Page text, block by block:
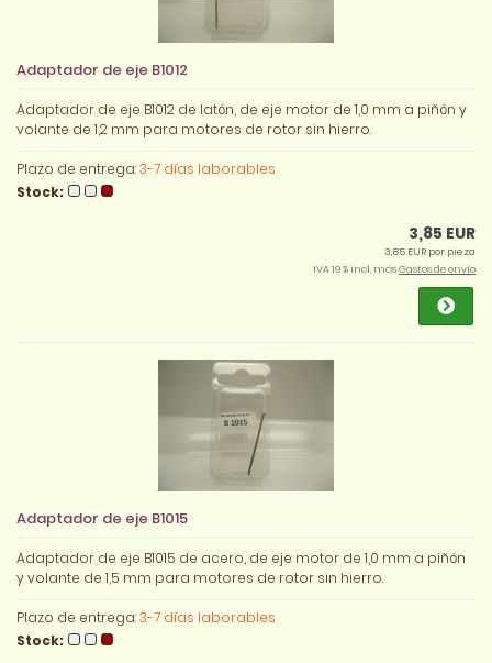
Adaptador de eje B1012
Adaptador de eje B1012 de latón, de eje motor de 1,0 mm a piñón y
volante de 1,2 mm para motores de rotor sin hierro.
Plazo de entrega:3-7 días laborables
Stock:
3,85 EUR
3,85 EUR por pieza
IVA 19 % incl. másGastos de envío
Adaptador de eje B1015
Adaptador de eje B1015 de acero, de eje motor de 1,0 mm a piñón
y volante de 1,5 mm para motores de rotor sin hierro.
Plazo de entrega:3-7 días laborables
Stock: